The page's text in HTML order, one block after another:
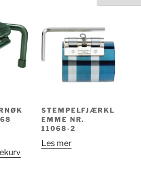
STEMPELFJÆRKL
EMME NR.
11068-2
Les mer